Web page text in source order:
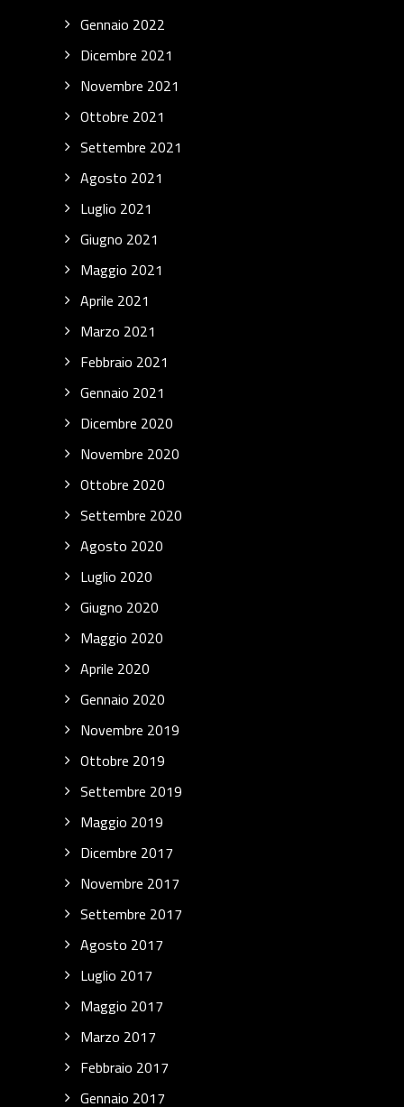
Gennaio 2022
Dicembre 2021
Novembre 2021
Ottobre 2021
Settembre 2021
Agosto 2021
Luglio 2021
Giugno 2021
Maggio 2021
Aprile 2021
Marzo 2021
Febbraio 2021
Gennaio 2021
Dicembre 2020
Novembre 2020
Ottobre 2020
Settembre 2020
Agosto 2020
Luglio 2020
Giugno 2020
Maggio 2020
Aprile 2020
Gennaio 2020
Novembre 2019
Ottobre 2019
Settembre 2019
Maggio 2019
Dicembre 2017
Novembre 2017
Settembre 2017
Agosto 2017
Luglio 2017
Maggio 2017
Marzo 2017
Febbraio 2017
Gennaio 2017